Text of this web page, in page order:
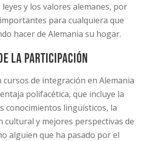
leyes y los valores alemanes, por
para cualquiera que
hacer de Alemania su hogar.
la participación
cursos de integración en Alemania
polifacética, que incluye la
conocimientos lingüísticos, la
cultural y mejores perspectivas de
alguien que ha pasado por el